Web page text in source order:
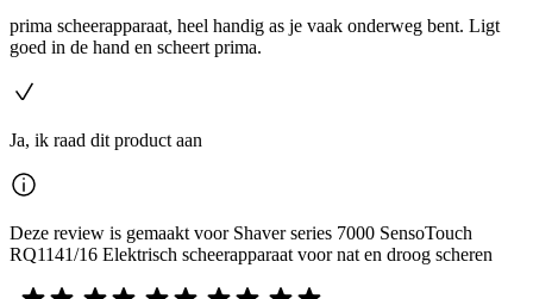
prima scheerapparaat, heel handig as je vaak onderweg bent. Ligt
goed in de hand en scheert prima.
Ja, ik raad dit product aan
Deze review is gemaakt voor Shaver series 7000 SensoTouch
RQ1141/16 Elektrisch scheerapparaat voor nat en droog scheren